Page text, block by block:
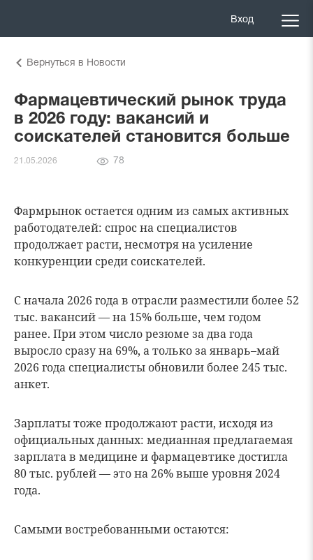
Вход
Вернуться в Новости
Фармацевтический рынок труда
в 2026 году: вакансий и
соискателей становится больше
21.05.2026
Количество
78
Фармрынок остается одним из самых активных
работодателей: спрос на специалистов
продолжает расти, несмотря на усиление
конкуренции среди соискателей.
С начала 2026 года в отрасли разместили более 52
тыс. вакансий — на 15% больше, чем годом
ранее. При этом число резюме за два года
выросло сразу на 69%, а только за январь–май
2026 года специалисты обновили более 245 тыс.
анкет.
Зарплаты тоже продолжают расти, исходя из
официальных данных: медианная предлагаемая
зарплата в медицине и фармацевтике достигла
80 тыс. рублей — это на 26% выше уровня 2024
года.
Самыми востребованными остаются: